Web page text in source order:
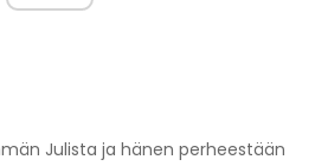
Julista ja hänen perheestään